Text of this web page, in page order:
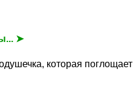
➤
которая